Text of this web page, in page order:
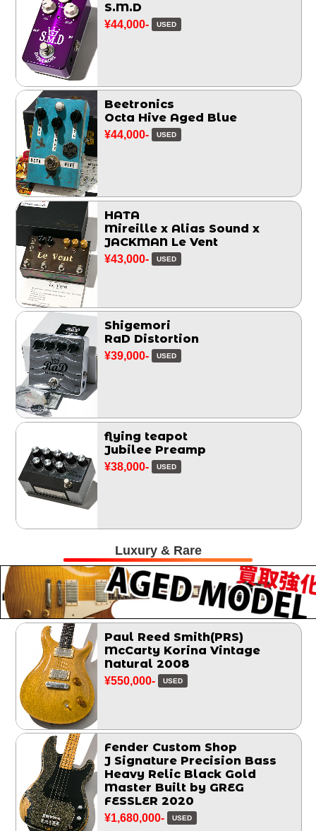
S.M.D
¥44,000- USED
Beetronics
Octa Hive Aged Blue
¥44,000- USED
HATA
Mireille x Alias Sound x
JACKMAN Le Vent
¥43,000- USED
Shigemori
RaD Distortion
¥39,000- USED
flying teapot
Jubilee Preamp
¥38,000- USED
Luxury & Rare
Paul Reed Smith(PRS)
McCarty Korina Vintage
Natural 2008
¥550,000- USED
Fender Custom Shop
J Signature Precision Bass
Heavy Relic Black Gold
Master Built by GREG
FESSLER 2020
¥1,680,000- USED